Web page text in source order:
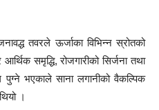
तवरले ऊर्जाका विभिन्न स्रोतको
समृद्धि, रोजगारीको सिर्जना तथा
पुग्ने भएकाले साना लगानीको वैकल्पिक
।